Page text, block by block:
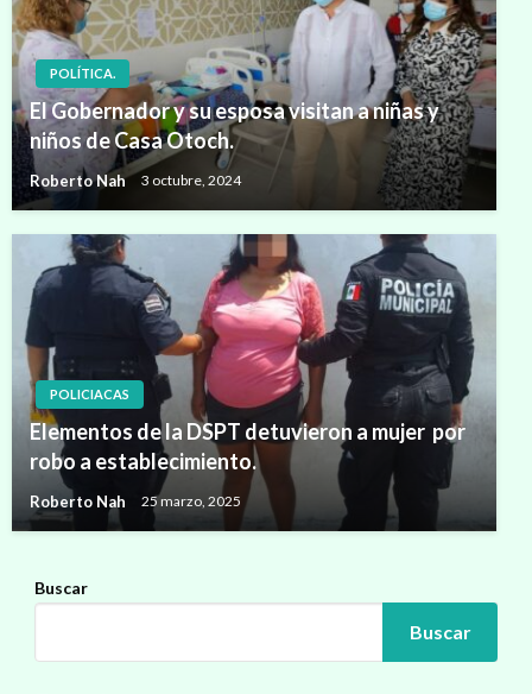
POLÍTICA.
El Gobernador y su esposa visitan a niñas y
niños de Casa Otoch.
Roberto Nah 3 octubre, 2024
POLICIACAS
Elementos de la DSPT detuvieron a mujer por
robo a establecimiento.
Roberto Nah 25 marzo, 2025
Buscar
Buscar